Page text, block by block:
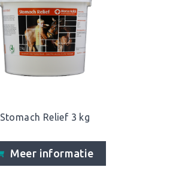
Stomach Relief 3 kg
Meer informatie